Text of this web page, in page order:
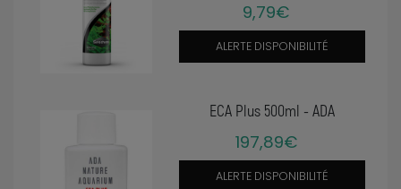
9,79€
ALERTE DISPONIBILITÉ
ECA Plus 500ml - ADA
197,89€
ALERTE DISPONIBILITÉ